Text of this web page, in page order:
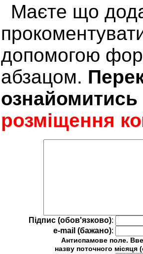
Маєте що
допомогою
абзацом.
розміщення
Підпис (обов'язково):
e-mail (бажано):
Антиспамове поле.
назву поточного